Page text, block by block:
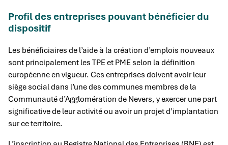
Profil des entreprises pouvant bénéficier du
dispositif
Les bénéficiaires de l’aide à la création d’emplois nouveaux
sont principalement les TPE et PME selon la définition
européenne en vigueur. Ces entreprises doivent avoir leur
siège social dans l’une des communes membres de la
Communauté d’Agglomération de Nevers, y exercer une part
significative de leur activité ou avoir un projet d’implantation
sur ce territoire.